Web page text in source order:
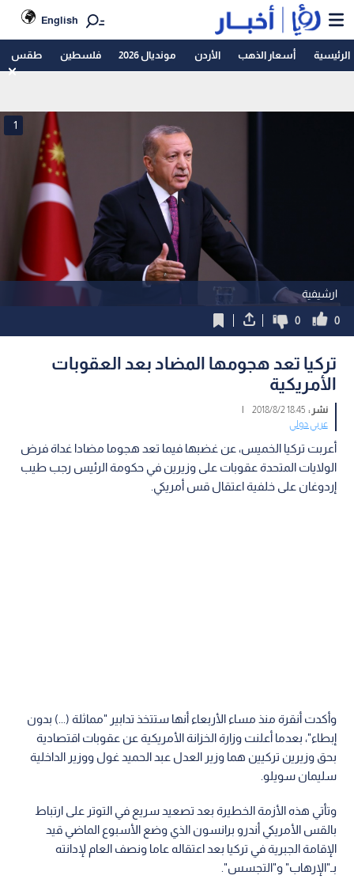
English
الرئيسية أسعار الذهب الأردن مونديال 2026 فلسطين طقس
ارشيفية
1
0
0
تركيا تعد هجومها المضاد بعد العقوبات
الأمريكية
نشر :18:45 2018/8/2
|
عربي دولي
أعربت تركيا الخميس، عن غضبها فيما تعد هجوما مضادا غداة فرض
الولايات المتحدة عقوبات على وزيرين في حكومة الرئيس رجب طيب
إردوغان على خلفية اعتقال قس أمريكي.
وأكدت أنقرة منذ مساء الأربعاء أنها ستتخذ تدابير "مماثلة (...) بدون
إبطاء"، بعدما أعلنت وزارة الخزانة الأمريكية عن عقوبات اقتصادية
بحق وزيرين تركيين هما وزير العدل عبد الحميد غول ووزير الداخلية
سليمان سويلو.
وتأتي هذه الأزمة الخطيرة بعد تصعيد سريع في التوتر على ارتباط
بالقس الأمريكي أندرو برانسون الذي وضع الأسبوع الماضي قيد
الإقامة الجبرية في تركيا بعد اعتقاله عاما ونصف العام لإدانته
بـ"الإرهاب" و"التجسس".